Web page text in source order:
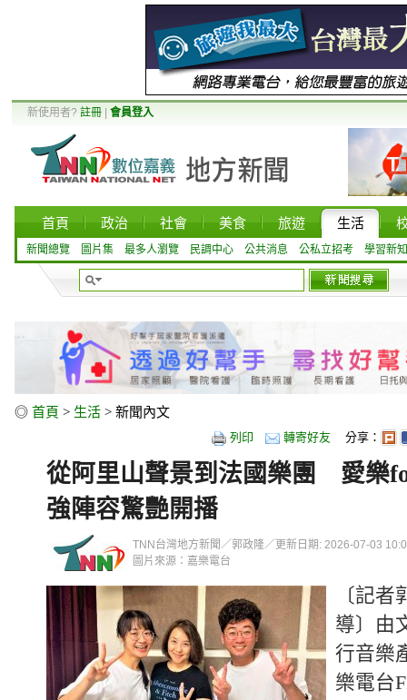
新使用者? 註冊 會員登入
首頁 政治 社會 美食 旅遊 生活
新聞總覽 圖片集 最多人瀏覽 民調中心 公共消息 公私立招考 學習新知
◎ 首頁 > 生活 > 新聞內文
列印 轉寄好友 分享：
從阿里山聲景到法國樂團 愛樂
強陣容驚艷開播
TNN台灣地方新聞／郭政隆／更新日期: 2026-07-03
圖片來源：嘉樂電台
〔記
導〕由
行音樂
樂電台